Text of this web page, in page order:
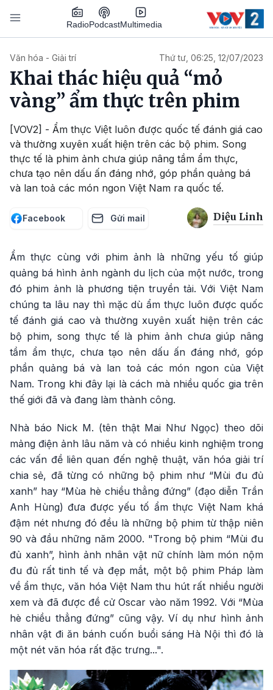
Nhảy đến nội dung
RadioPodcastMultimedia
Văn hóa - Giải trí Thứ tư, 06:25, 12/07/2023
Khai thác hiệu quả “mỏ
vàng” ẩm thực trên phim
[VOV2] - Ẩm thực Việt luôn được quốc tế đánh giá cao
và thường xuyên xuất hiện trên các bộ phim. Song
thực tế là phim ảnh chưa giúp nâng tầm ẩm thực,
chưa tạo nên dấu ấn đáng nhớ, góp phần quảng bá
và lan toả các món ngon Việt Nam ra quốc tế.
Facebook Gửi mail Diệu Linh
Ẩm thực cùng với phim ảnh là những yếu tố giúp
quảng bá hình ảnh ngành du lịch của một nước, trong
đó phim ảnh là phương tiện truyền tải. Với Việt Nam
chúng ta lâu nay thì mặc dù ẩm thực luôn được quốc
tế đánh giá cao và thường xuyên xuất hiện trên các
bộ phim, song thực tế là phim ảnh chưa giúp nâng
tầm ẩm thực, chưa tạo nên dấu ấn đáng nhớ, góp
phần quảng bá và lan toả các món ngon của Việt
Nam. Trong khi đây lại là cách mà nhiều quốc gia trên
thế giới đã và đang làm thành công.
Nhà báo Nick M. (tên thật Mai Như Ngọc) theo dõi
mảng điện ảnh lâu năm và có nhiều kinh nghiệm trong
các vấn đề liên quan đến nghệ thuật, văn hóa giải trí
chia sẻ, đã từng có những bộ phim như “Mùi đu đủ
xanh” hay “Mùa hè chiều thẳng đứng” (đạo diễn Trần
Anh Hùng) đưa được yếu tố ẩm thực Việt Nam khá
đậm nét nhưng đó đều là những bộ phim từ thập niên
90 và đầu những năm 2000. "Trong bộ phim “Mùi đu
đủ xanh”, hình ảnh nhân vật nữ chính làm món nộm
đu đủ rất tinh tế và đẹp mắt, một bộ phim Pháp làm
về ẩm thực, văn hóa Việt Nam thu hút rất nhiều người
xem và đã được đề cử Oscar vào năm 1992. Với “Mùa
hè chiều thẳng đứng” cũng vậy. Ví dụ như hình ảnh
nhân vật đi ăn bánh cuốn buổi sáng Hà Nội thì đó là
một nét văn hóa rất đặc trưng...".